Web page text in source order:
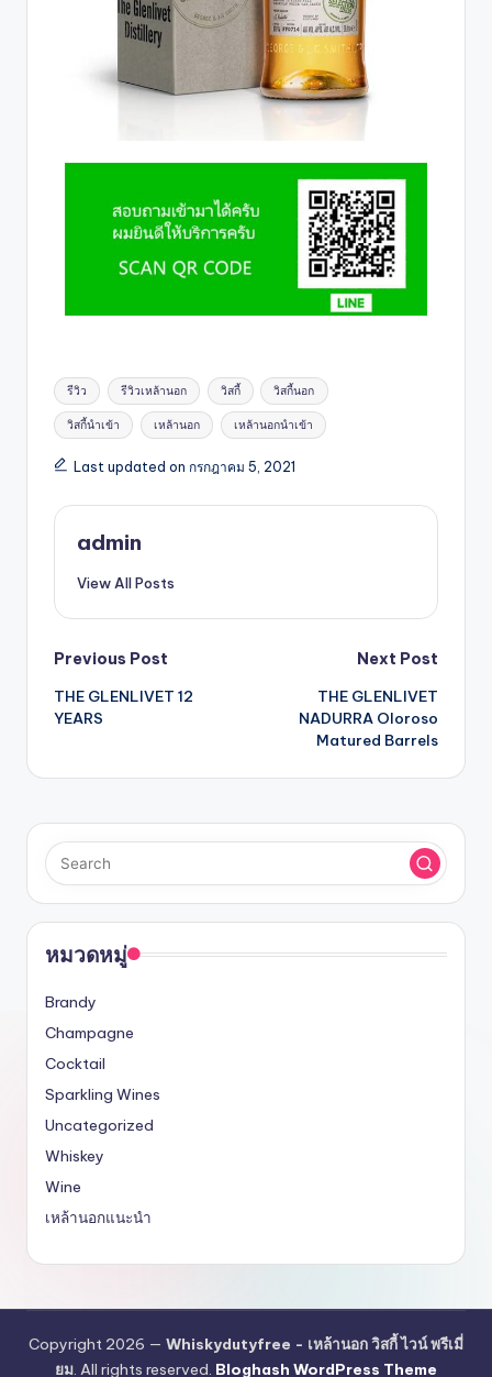
รีวิว รีวิวเหล้านอก วิสกี้ วิสกี้นอก
วิสกี้นำเข้า เหล้านอก เหล้านอกนำเข้า
Last updated on กรกฎาคม 5, 2021
admin
View All Posts
Previous Post
THE GLENLIVET 12
YEARS
Next Post
THE GLENLIVET
NADURRA Oloroso
Matured Barrels
หมวดหมู่
Brandy
Champagne
Cocktail
Sparkling Wines
Uncategorized
Whiskey
Wine
เหล้านอกแนะนำ
Copyright 2026 — Whiskydutyfree - เหล้านอก วิสกี้ ไวน์ พรีเมี่
ยม. All rights reserved. Bloghash WordPress Theme